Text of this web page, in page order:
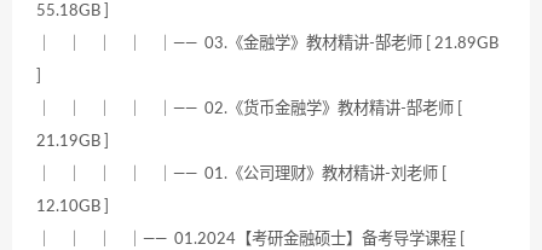
55.18GB ]
｜ ｜ ｜ ｜ ｜—— 03.《金融学》教材精讲-郜老师 [ 21.89GB
｜ ｜ ｜ ｜ ｜—— 02.《货币金融学》教材精讲-郜老师 [
21.19GB ]
｜ ｜ ｜ ｜ ｜—— 01.《公司理财》教材精讲-刘老师 [
12.10GB ]
｜ ｜ ｜ ｜—— 01.2024【考研金融硕士】备考导学课程 [